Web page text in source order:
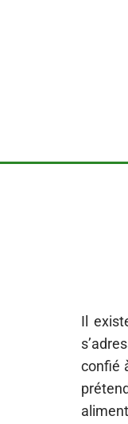
Il
confié